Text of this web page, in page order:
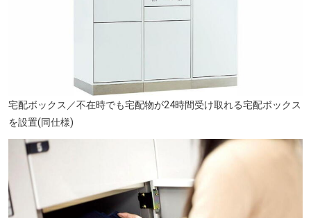
宅配ボックス／不在時でも宅配物が24時間受け取れる宅配ボックス
を設置(同仕様)